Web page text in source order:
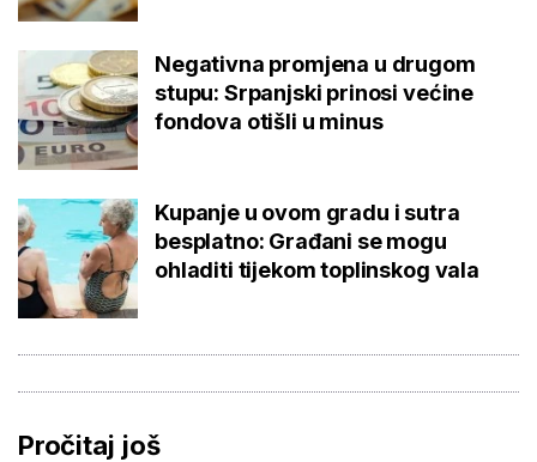
Negativna promjena u drugom
stupu: Srpanjski prinosi većine
fondova otišli u minus
Kupanje u ovom gradu i sutra
besplatno: Građani se mogu
ohladiti tijekom toplinskog vala
Pročitaj još